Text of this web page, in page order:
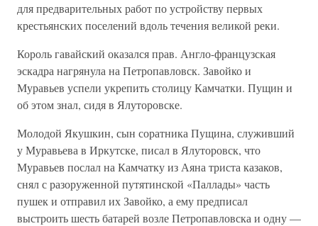
для предварительных работ по устройству первых
крестьянских поселений вдоль течения великой реки.
Король гавайский оказался прав. Англо-французская
эскадра нагрянула на Петропавловск. Завойко и
Муравьев успели укрепить столицу Камчатки. Пущин и
об этом знал, сидя в Ялуторовске.
Молодой Якушкин, сын соратника Пущина, служивший
у Муравьева в Иркутске, писал в Ялуторовск, что
Муравьев послал на Камчатку из Аяна триста казаков,
снял с разоруженной путятинской «Паллады» часть
пушек и отправил их Завойко, а ему предписал
выстроить шесть батарей возле Петропавловска и одну —